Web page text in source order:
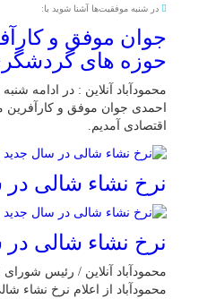
در شنبه موفقیت‌ها آشنا شوید با:
جوان موفق و
حوزه های
محمودآباد آنلاین : در ادامه
احمدی جوان موفق و کارآفرین
اقتصادی آمدیم.
نرخ نشاء شالی
نرخ نشاء شالی
محمودآباد آنلاین / رئیس
محمودآباد از اعلام نرخ نشاء شالی در سال